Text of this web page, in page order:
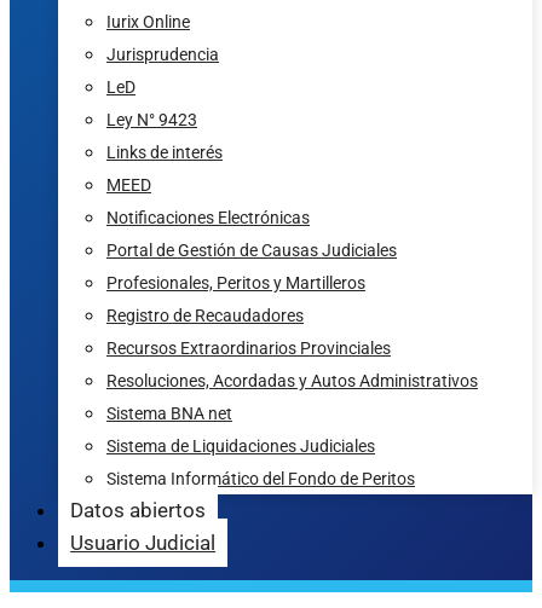
Iurix Online
Jurisprudencia
LeD
Ley N° 9423
Links de interés
MEED
Notificaciones Electrónicas
Portal de Gestión de Causas Judiciales
Profesionales, Peritos y Martilleros
Registro de Recaudadores
Recursos Extraordinarios Provinciales
Resoluciones, Acordadas y Autos Administrativos
Sistema BNA net
Sistema de Liquidaciones Judiciales
Sistema Informático del Fondo de Peritos
Datos abiertos
Usuario Judicial